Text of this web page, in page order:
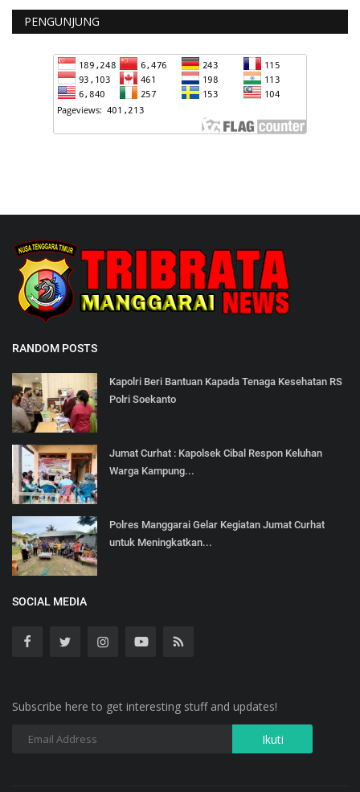
PENGUNJUNG
RANDOM POSTS
Kapolri Beri Bantuan Kapada Tenaga Kesehatan RS
Polri Soekanto
Jumat Curhat : Kapolsek Cibal Respon Keluhan
Warga Kampung...
Polres Manggarai Gelar Kegiatan Jumat Curhat
untuk Meningkatkan...
SOCIAL MEDIA
Subscribe here to get interesting stuff and updates!